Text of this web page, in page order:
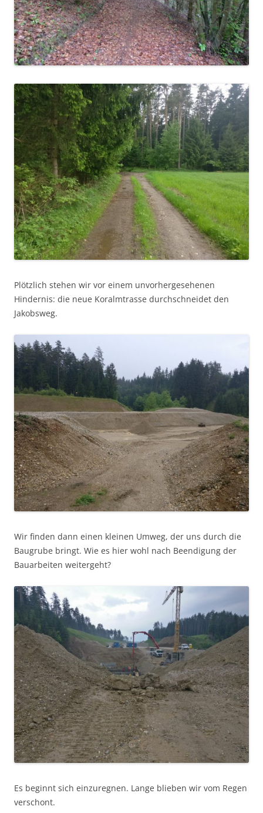
Plötzlich stehen wir vor einem unvorhergesehenen
Hindernis: die neue Koralmtrasse durchschneidet den
Jakobsweg.
Wir finden dann einen kleinen Umweg, der uns durch die
Baugrube bringt. Wie es hier wohl nach Beendigung der
Bauarbeiten weitergeht?
Es beginnt sich einzuregnen. Lange blieben wir vom Regen
verschont.